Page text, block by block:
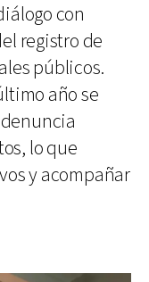
con
registro de
públicos.
año se
lo que
y acompañar